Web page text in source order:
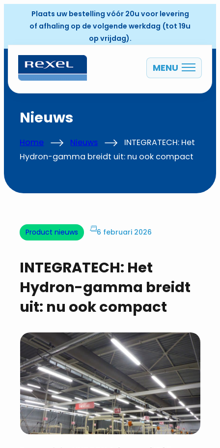
Plaats uw bestelling vóór 20u voor levering
of afhaling op de volgende werkdag (tot 19u
op vrijdag).
NL
MENU
Nieuws
Home Nieuws
INTEGRATECH: Het
Hydron-gamma breidt uit: nu ook compact
Product nieuws 6 februari 2026
INTEGRATECH: Het
Hydron-gamma breidt
uit: nu ook compact